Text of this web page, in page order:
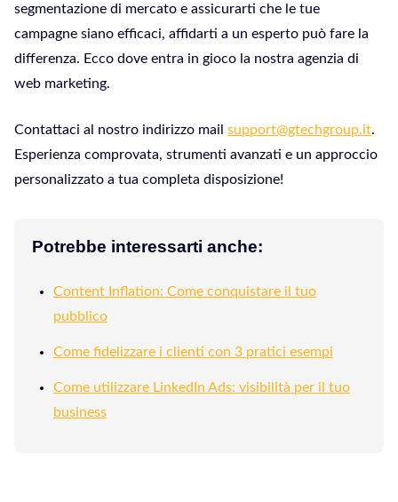
segmentazione di mercato e assicurarti che le tue
campagne siano efficaci, affidarti a un esperto può fare la
differenza. Ecco dove entra in gioco la nostra agenzia di
web marketing.
Contattaci al nostro indirizzo mail support@gtechgroup.it.
Esperienza comprovata, strumenti avanzati e un approccio
personalizzato a tua completa disposizione!
Potrebbe interessarti anche:
Content Inflation: Come conquistare il tuo
pubblico
Come fidelizzare i clienti con 3 pratici esempi
Come utilizzare LinkedIn Ads: visibilità per il tuo
business